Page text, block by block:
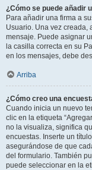
¿Cómo se puede añadir
Para añadir una firma a
Usuario. Una vez creada,
mensaje. Puede asignar
la casilla correcta en su
en los mensajes, debe
Arriba
¿Cómo creo una
Cuando inicia un nuevo
clic en la etiqueta
no la visualiza, significa
encuestas. Inserte un
asegurándose de que
del formulario. También
puede seleccionar en la